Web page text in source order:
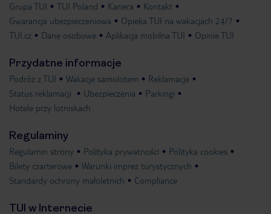
Grupa TUI TUI Poland Kariera
Kontakt
Gwarancja ubezpieczeniowa
Opieka TUI na wakacjach 24/7
TUI.cz
Dane osobowe Aplikacja mobilna TUI Opinie TUI
Przydatne informacje
Podróż z TUI Wakacje samolotem
Reklamacje
Status reklamacji
Ubezpieczenia
Parkingi
Hotele przy lotniskach
Regulaminy
Regulamin strony Polityka prywatności
Polityka cookies
Bilety czarterowe
Warunki imprez turystycznych
Standardy ochrony małoletnich
Compliance
TUI w Internecie